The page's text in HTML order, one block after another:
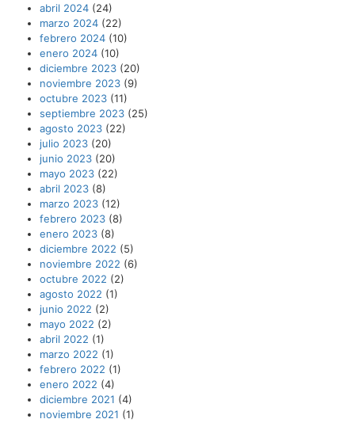
abril 2024 (24)
marzo 2024 (22)
febrero 2024 (10)
enero 2024 (10)
diciembre 2023 (20)
noviembre 2023 (9)
octubre 2023 (11)
septiembre 2023 (25)
agosto 2023 (22)
julio 2023 (20)
junio 2023 (20)
mayo 2023 (22)
abril 2023 (8)
marzo 2023 (12)
febrero 2023 (8)
enero 2023 (8)
diciembre 2022 (5)
noviembre 2022 (6)
octubre 2022 (2)
agosto 2022 (1)
junio 2022 (2)
mayo 2022 (2)
abril 2022 (1)
marzo 2022 (1)
febrero 2022 (1)
enero 2022 (4)
diciembre 2021 (4)
noviembre 2021 (1)